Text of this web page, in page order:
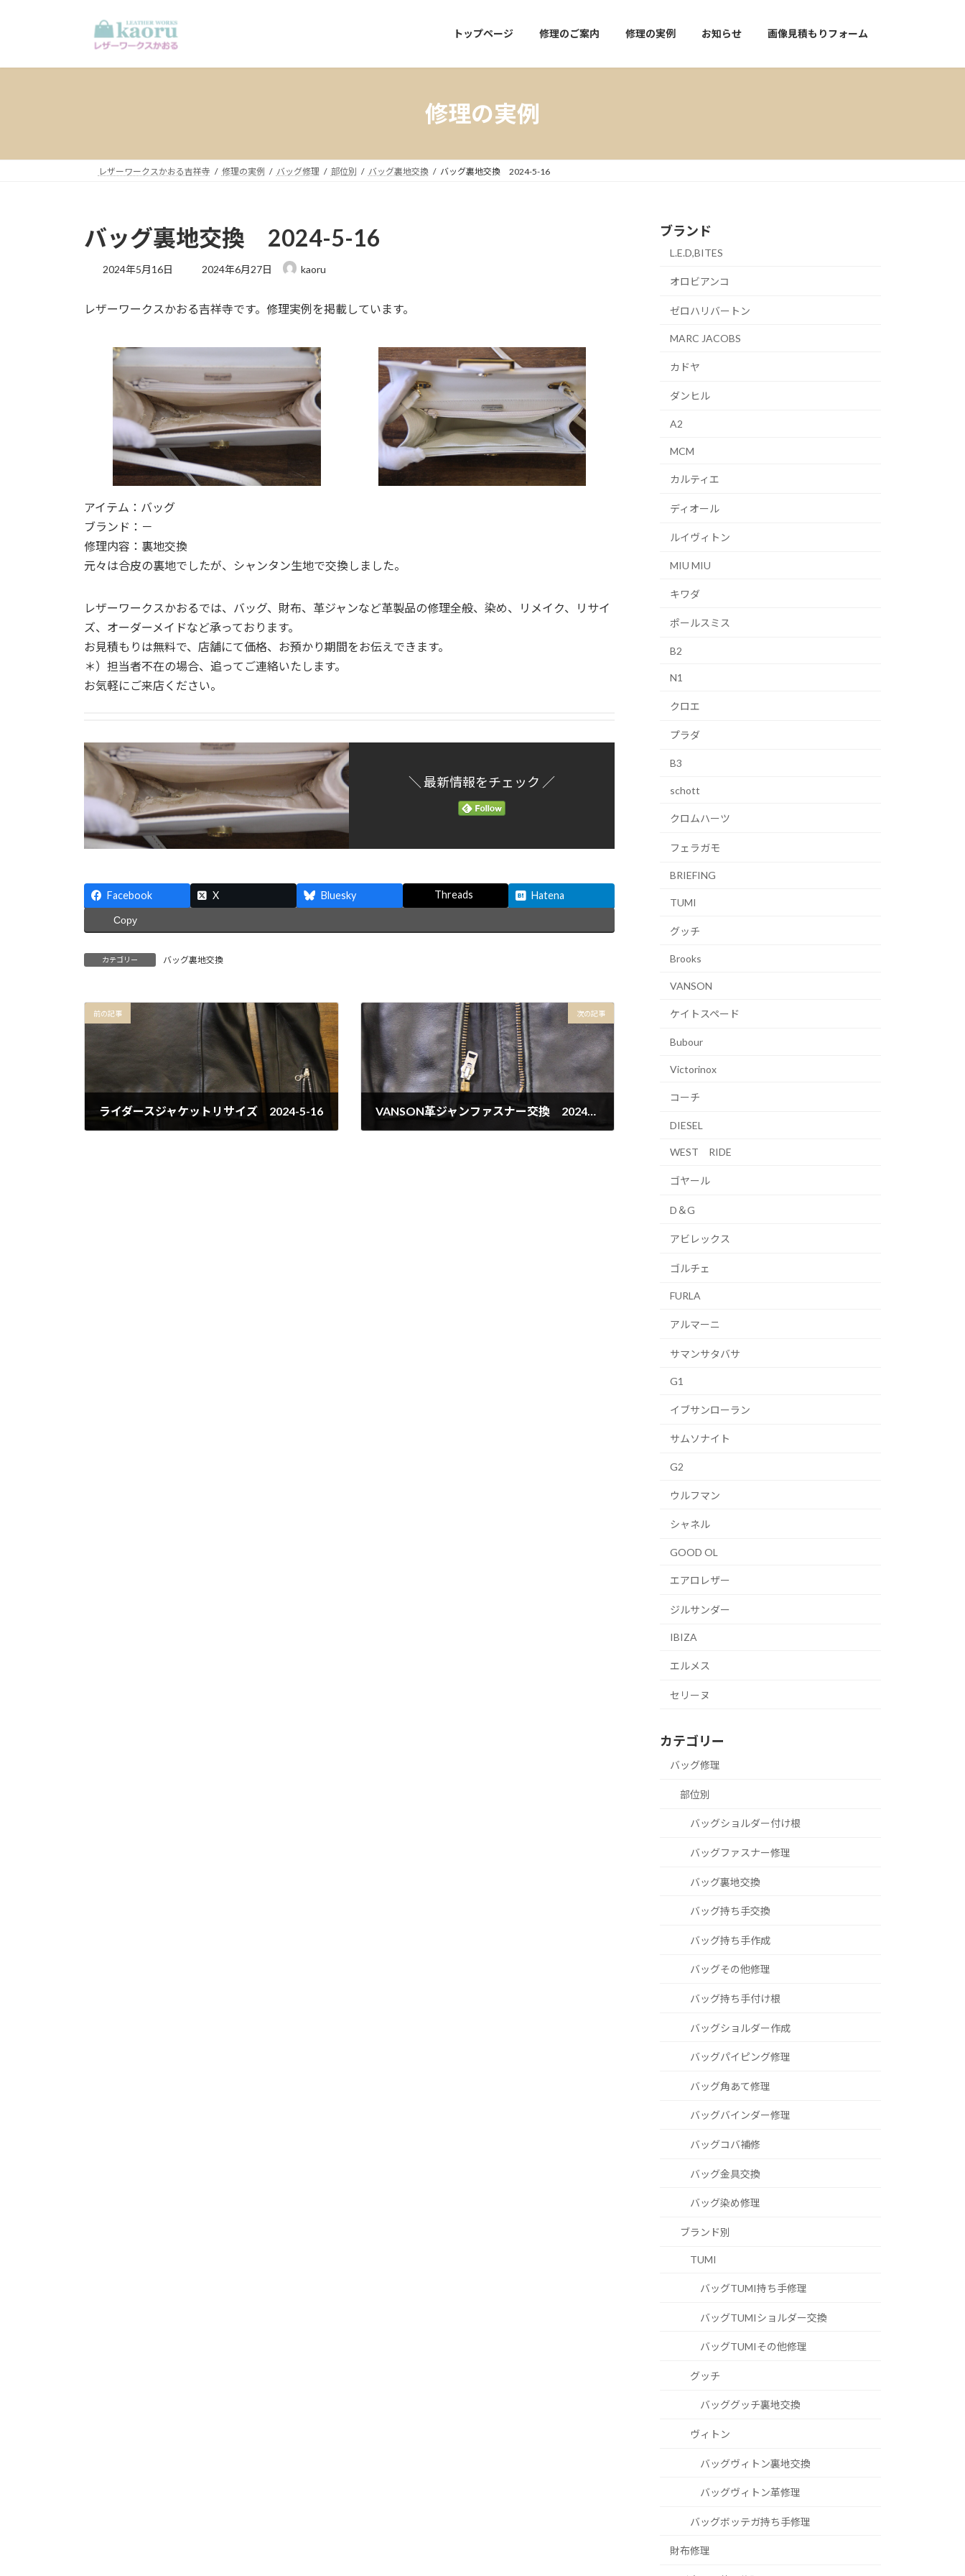
プ
動
トップページ 修理のご案内 修理の実例 お知らせ 画像見積もりフォーム
修理の実例
レザーワークスかおる吉祥寺 修理の実例 バッグ修理 部位別 バッグ裏地交換 バッグ裏地交換 2024-5-16
バッグ裏地交換 2024-5-16
2024年5月16日
最
新
:
2024年6月27日 kaoru
レザーワークスかおる吉祥寺です。修理実例を掲載しています。
アイテム：バッグ
ブランド：－
修理内容：裏地交換
元々は合皮の裏地でしたが、シャンタン生地で交換しました。
レザーワークスかおるでは、バッグ、財布、革ジャンなど革製品の修理全般、染め、リメイク、リサイ
ズ、オーダーメイドなど承っております。
お見積もりは無料で、店舗にて価格、お預かり期間をお伝えできます。
＊）担当者不在の場合、追ってご連絡いたします。
お気軽にご来店ください。
＼ 最新情報をチェック ／
Facebook X Bluesky Threads Hatena
Copy
カテゴリー バッグ裏地交換
前の記事
ライダースジャケットリサイズ 2024-5-16
次の記事
VANSON革ジャンファスナー交換 2024-5-16
ブランド
L.E.D,BITES
オロビアンコ
ゼロハリバートン
MARC JACOBS
カドヤ
ダンヒル
A2
MCM
カルティエ
ディオール
ルイヴィトン
MIU MIU
キワダ
ポールスミス
B2
N1
クロエ
プラダ
B3
schott
クロムハーツ
フェラガモ
BRIEFING
TUMI
グッチ
Brooks
VANSON
ケイトスペード
Bubour
Victorinox
コーチ
DIESEL
WEST RIDE
ゴヤール
D＆G
アビレックス
ゴルチェ
FURLA
アルマーニ
サマンサタバサ
G1
イブサンローラン
サムソナイト
G2
ウルフマン
シャネル
GOOD OL
エアロレザー
ジルサンダー
IBIZA
エルメス
セリーヌ
カテゴリー
バッグ修理
部位別
バッグショルダー付け根
バッグファスナー修理
バッグ裏地交換
バッグ持ち手交換
バッグ持ち手作成
バッグその他修理
バッグ持ち手付け根
バッグショルダー作成
バッグパイピング修理
バッグ角あて修理
バッグバインダー修理
バッグコバ補修
バッグ金具交換
バッグ染め修理
ブランド別
TUMI
バッグTUMI持ち手修理
バッグTUMIショルダー交換
バッグTUMIその他修理
グッチ
バッググッチ裏地交換
ヴィトン
バッグヴィトン裏地交換
バッグヴィトン革修理
バッグボッテガ持ち手修理
財布修理